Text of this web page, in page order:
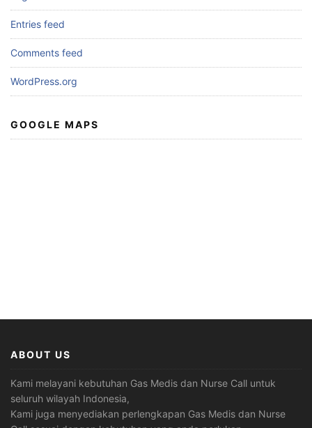
Entries feed
Comments feed
WordPress.org
GOOGLE MAPS
ABOUT US
Kami melayani kebutuhan Gas Medis dan Nurse Call untuk
seluruh wilayah Indonesia,
Kami juga menyediakan perlengkapan Gas Medis dan Nurse